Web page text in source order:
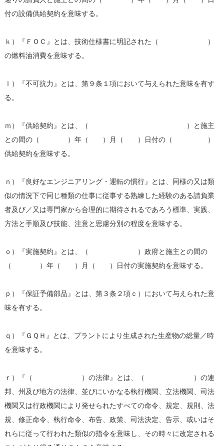
付の設備供給契約を意味する。
ｋ）『ＦＯＣ』とは、技術仕様書に明記された（ ）
の燃料油消費を意味する。
ｌ）『不可抗力』とは、第９条１項において与えられた意味を有す
る。
ｍ）『供給契約』とは、（ ）と施主
との間の（ ）年（ ）月（ ）日付の（ ）
供給契約を意味する。
ｎ）『良好なエンジニアリング・運転の慣行』とは、同様の又は類
似の情況下で同じ種類の仕事に従事する熟練した経験のある請負業
者及び／又は専門家から合理的に期待されるであろう標準、実践、
方法と手順及び技能、注意と思慮分別の程度を意味する。
ｏ）『実施契約』とは、（ ）政府と施主との間の
（ ）年（ ）月（ ）日付の実施契約を意味する。
ｐ）『保証予備部品』とは、第３条２項ｃ）において与えられた意
味を有する。
ｑ）『ＧＱＨ』とは、プラントにより生成された生産物の総量／時
を意味する。
ｒ）『（ ）の法律』とは、（ ）の連
邦、州及び地方の法律、並びにいかなる執行機関、立法機関、司法
機関又は行政機関により発せられたすべての命令、規定、規則、法
規、修正命令、執行命令、布告、政策、司法決定、告示、或いはそ
れらに従って行われた類似の指令を意味し、その時々に改定される